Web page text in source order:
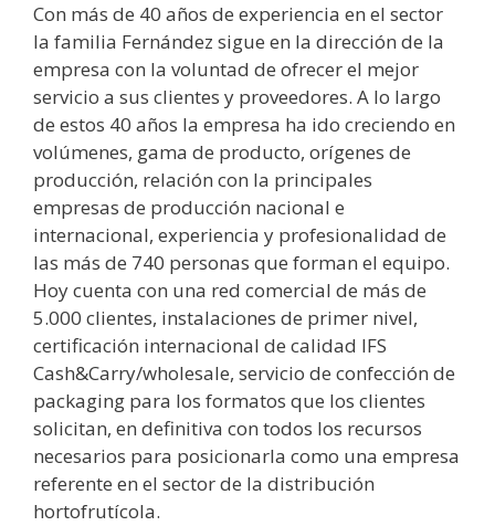
Con más de 40 años de experiencia en el sector
la familia Fernández sigue en la dirección de la
empresa con la voluntad de ofrecer el mejor
servicio a sus clientes y proveedores. A lo largo
de estos 40 años la empresa ha ido creciendo en
volúmenes, gama de producto, orígenes de
producción, relación con la principales
empresas de producción nacional e
internacional, experiencia y profesionalidad de
las más de 740 personas que forman el equipo.
Hoy cuenta con una red comercial de más de
5.000 clientes, instalaciones de primer nivel,
certificación internacional de calidad IFS
Cash&Carry/wholesale, servicio de confección de
packaging para los formatos que los clientes
solicitan, en definitiva con todos los recursos
necesarios para posicionarla como una empresa
referente en el sector de la distribución
hortofrutícola.